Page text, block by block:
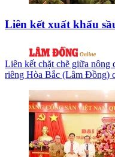
Liên kết xuất khẩu
Liên kết chặt chẽ giữa nông
riêng Hòa Bắc (Lâm Đồng)